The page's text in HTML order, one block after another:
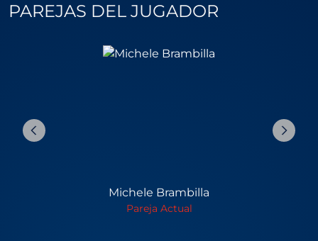
PAREJAS DEL JUGADOR
Michele Brambilla
Pareja Actual